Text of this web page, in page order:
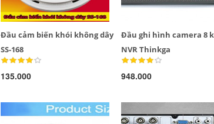
Đầu cảm biến khói không dây
SS-168
135.000
Đầu ghi hình camera 8
NVR Thinkga
948.000